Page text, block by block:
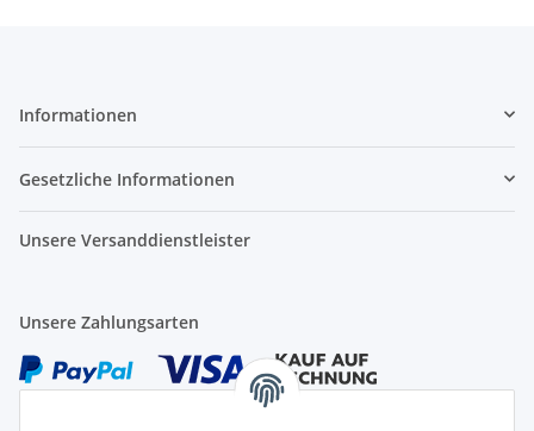
Informationen
Gesetzliche Informationen
Unsere Versanddienstleister
Unsere Zahlungsarten